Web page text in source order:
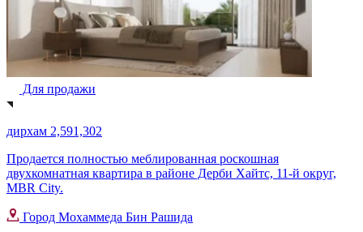
Для продажи
дирхам 2,591,302
Продается полностью меблированная роскошная
двухкомнатная квартира в районе Дерби Хайтс, 11-й округ,
MBR City.
Город Мохаммеда Бин Рашида